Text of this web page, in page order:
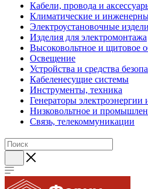
Кабели, провода и
Климатические и
Электроустановочные
Изделия для электромонтажа
Высоковольтное и щитовое
Освещение
Устройства и средства
Кабеленесущие системы
Инструменты, техника
Генераторы
Низковольтное и
Связь, телекоммуникации